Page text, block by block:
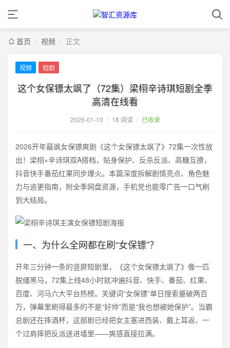
首页 / 视频 / 正文
视频 短剧
这个女保镖太飒了（72集）梁栩辛诗琪短剧全季
高清在线看
2026-01-10 / 18 阅读 / 已收录
2026开年最飒女保镖爽剧《这个女保镖太飒了》72集一次性放
出！梁栩×辛诗琪双A搭档，贴身保护、反杀反派、高糖互撩，
抖音快手番茄红果同步爆火。本篇深度拆解剧情亮点、角色魅
力与追更指南，附全季网盘资源，手机党也能零广告一口气刷
到大结局。
一、为什么全网都在刷“女保镖”？
开年三分钟一条的竖屏短剧里，《这个女保镖太飒了》像一匹
脱缰黑马，72集上线48小时就冲遍抖音、快手、番茄、红果、
百度、河马六大平台热榜。关键词“女保镖”单日搜索量破两百
万，弹幕里刷得最多的不是“好帅”而是“我也想被她保护”。当霸
总剧还在摔酒杯，这部剧已经把女主塞进西装、戴上耳返、一
个过肩摔把反派送进墙里——爽感直接拉满。